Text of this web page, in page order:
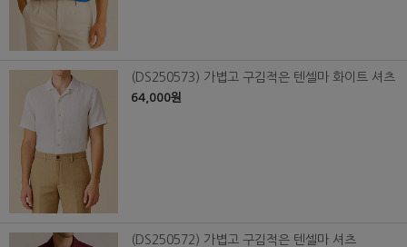
(DS250573) 가볍고 구김적은 텐셀마 화이트 셔츠
64,000원
(DS250572) 가볍고 구김적은 텐셀마 셔츠